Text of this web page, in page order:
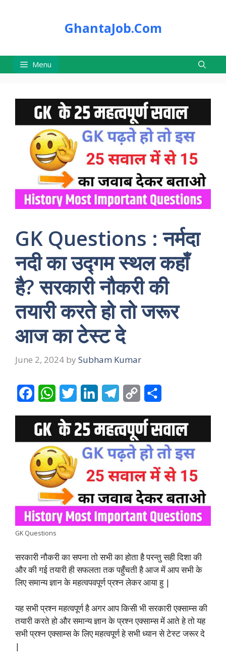
GhantaJob.Com
Menu
GK Questions : नर्मदा
नदी का उद्गम स्थल कहाँ
है? सरकारी नौकरी की
तयारी करते हो तो जरूर
आज का टेस्ट दे
June 2, 2024 by Subham Kumar
c
e
b
o
o
k
W
a
t
s
A
p
p
i
t
t
r
n
k
e
d
I
n
l
e
g
r
a
m
p
y
L
i
n
k
a
r
e
GK Questions
सरकारी नौकरी का सपना तो सभी का होता है परन्तु सही दिशा की
और की गई तयारी ही सफलता तक पहुँचती है आज में आप सभी के
लिए समान्य ज्ञान के महत्वपवपूर्ण प्रश्न लेकर आया हु |
यह सभी प्रश्न महत्वपूर्ण है अगर आप किसी भी सरकारी एक्साम्स की
तयारी करते हो और समान्य ज्ञान के प्रश्न एक्साम्स में आते हे तो यह
सभी प्रश्न एक्साम्स के लिए महत्वपूर्ण हे सभी ध्यान से टेस्ट जरूर दे
|